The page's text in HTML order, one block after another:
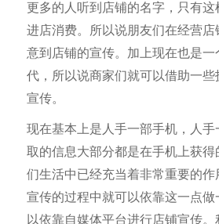
更多的人听到店铺的名字，只有这
进店消费。所以说朋友们在经营店
意到店铺的宣传。加上现在也是
代，所以说商家们就可以借助一
宣传。
现在基本上是人手一部手机，人
取的信息大部分都是在手机上获得
们生活中已经充当着非常重要的作
宣传的过程中就可以依靠这一点
以依靠自媒体平台进行店铺宣传